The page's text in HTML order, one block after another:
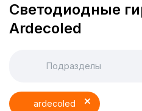
Светодиодные
Ardecoled
Подразделы
ardecoled